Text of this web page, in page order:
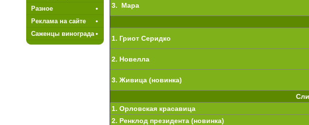
3. Мара
1. Гриот Cеридко
2. Новелла
3. Живица (новинка)
1. Орловская красавица
2. Ренклод президента (новинка)
Разное
Реклама на сайте
Саженцы винограда